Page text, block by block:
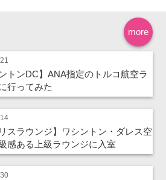
more
ントンDC】ANA指定のトルコ航空ラ
行ってみた
リスラウンジ】ワシントン・ダレス空
感ある上級ラウンジに入室